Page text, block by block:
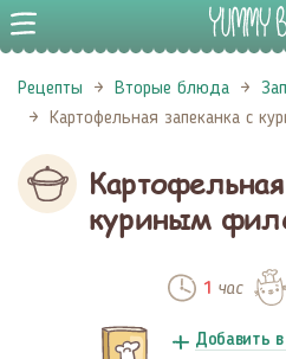
Рецепты Вторые блюда
Картофельная запеканка с
куриным
1 час
Добавить в